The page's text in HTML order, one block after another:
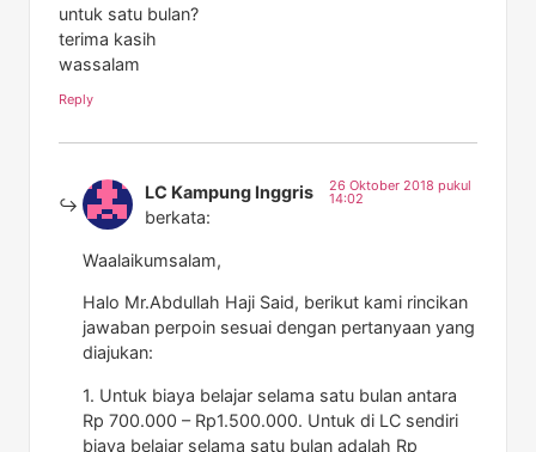
untuk satu bulan?
terima kasih
wassalam
Reply
LC Kampung Inggris
berkata:
26 Oktober 2018 pukul
14:02
Waalaikumsalam,
Halo Mr.Abdullah Haji Said, berikut kami rincikan
jawaban perpoin sesuai dengan pertanyaan yang
diajukan:
1. Untuk biaya belajar selama satu bulan antara
Rp 700.000 – Rp1.500.000. Untuk di LC sendiri
biaya belajar selama satu bulan adalah Rp